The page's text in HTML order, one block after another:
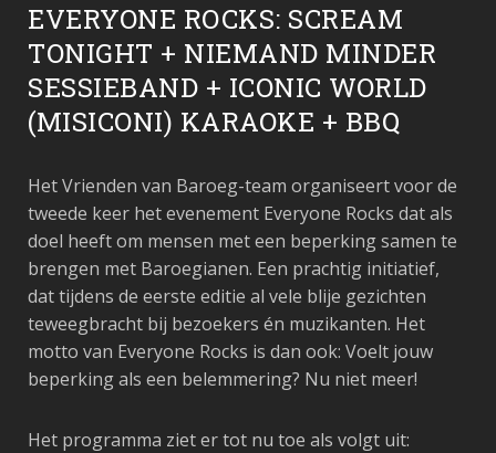
EVERYONE ROCKS: SCREAM
TONIGHT + NIEMAND MINDER
SESSIEBAND + ICONIC WORLD
(MISICONI) KARAOKE + BBQ
Het Vrienden van Baroeg-team organiseert voor de
tweede keer het evenement Everyone Rocks dat als
doel heeft om mensen met een beperking samen te
brengen met Baroegianen. Een prachtig initiatief,
dat tijdens de eerste editie al vele blije gezichten
teweegbracht bij bezoekers én muzikanten. Het
motto van Everyone Rocks is dan ook: Voelt jouw
beperking als een belemmering? Nu niet meer!
Het programma ziet er tot nu toe als volgt uit: